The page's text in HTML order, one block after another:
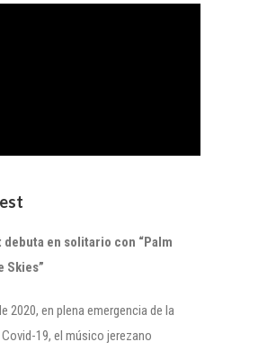
debuta en solitario con “Palm
Skies”
2020, en plena emergencia de la
19, el músico jerezano